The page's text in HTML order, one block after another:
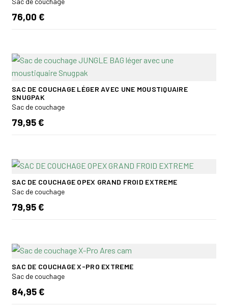
76,00 €
SAC DE COUCHAGE LÉGER AVEC UNE MOUSTIQUAIRE
SNUGPAK
Sac de couchage
79,95 €
SAC DE COUCHAGE OPEX GRAND FROID EXTREME
Sac de couchage
79,95 €
SAC DE COUCHAGE X-PRO EXTREME
Sac de couchage
84,95 €